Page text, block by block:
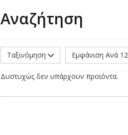
Αναζήτηση
Ταξινόμηση Εμφάνιση Ανά 12
Δυστυχώς δεν υπάρχουν προϊόντα.